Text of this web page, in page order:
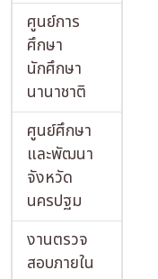
ศูนย์การ
ศึกษา
นักศึกษา
นานาชาติ
ศูนย์ศึกษา
และพัฒนา
จังหวัด
นครปฐม
งานตรวจ
สอบภายใน